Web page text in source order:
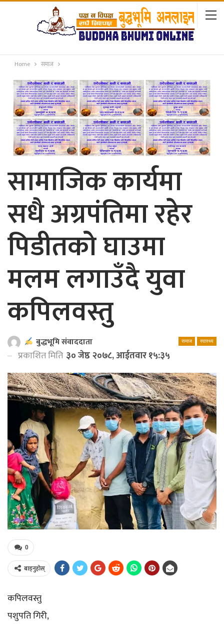
Home समाज
सामाजिक कार्यमा
सधै अग्रपंतिमा रहेर
पिडीतको घाउमा
मलम लगाउँदै युवा
कपिलवस्तु
समाज स्वास्थ्य
बुद्धभूमि संवाददाता
प्रकाशित मिति ३० जेष्ठ २०७८, आईतवार १५:३५
0
बाड्नुहोस्
कपिलवस्तु
पशुपति गिरी,